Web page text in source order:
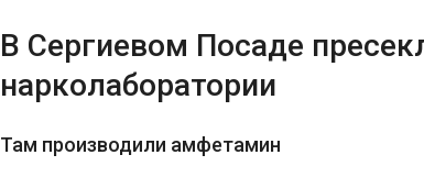
В Сергиевом Посаде
нарколаборатории
Там производили амфетамин